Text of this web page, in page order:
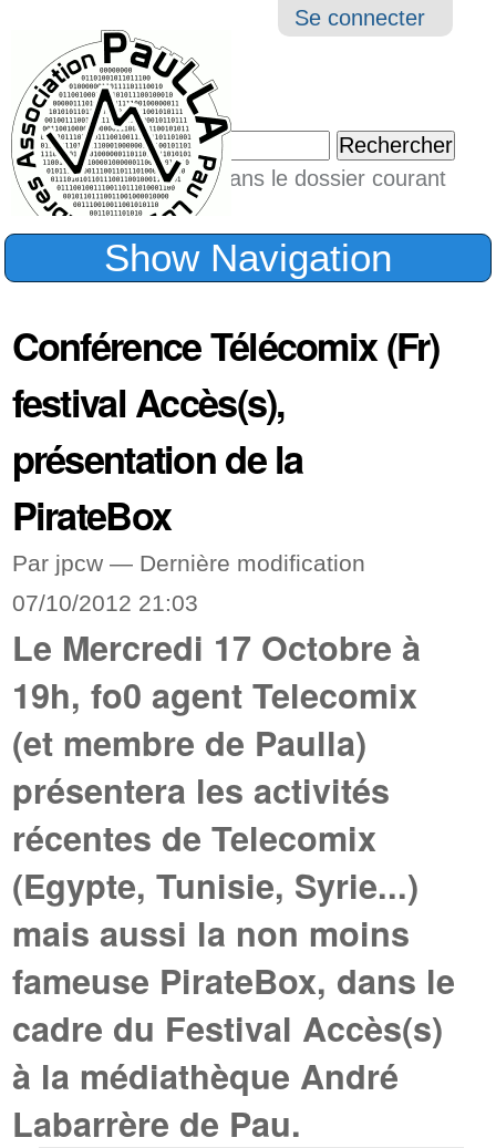
Outils
Se connecter
Chercher par
Seulement dans le dossier courant
Recherche
Show Navigation
Conférence Télécomix (Fr)
festival Accès(s),
présentation de la
PirateBox
Par jpcw — Dernière modification
07/10/2012 21:03
Le Mercredi 17 Octobre à
19h, fo0 agent Telecomix
(et membre de Paulla)
présentera les activités
récentes de Telecomix
(Egypte, Tunisie, Syrie...)
mais aussi la non moins
fameuse PirateBox, dans le
cadre du Festival Accès(s)
à la médiathèque André
Labarrère de Pau.